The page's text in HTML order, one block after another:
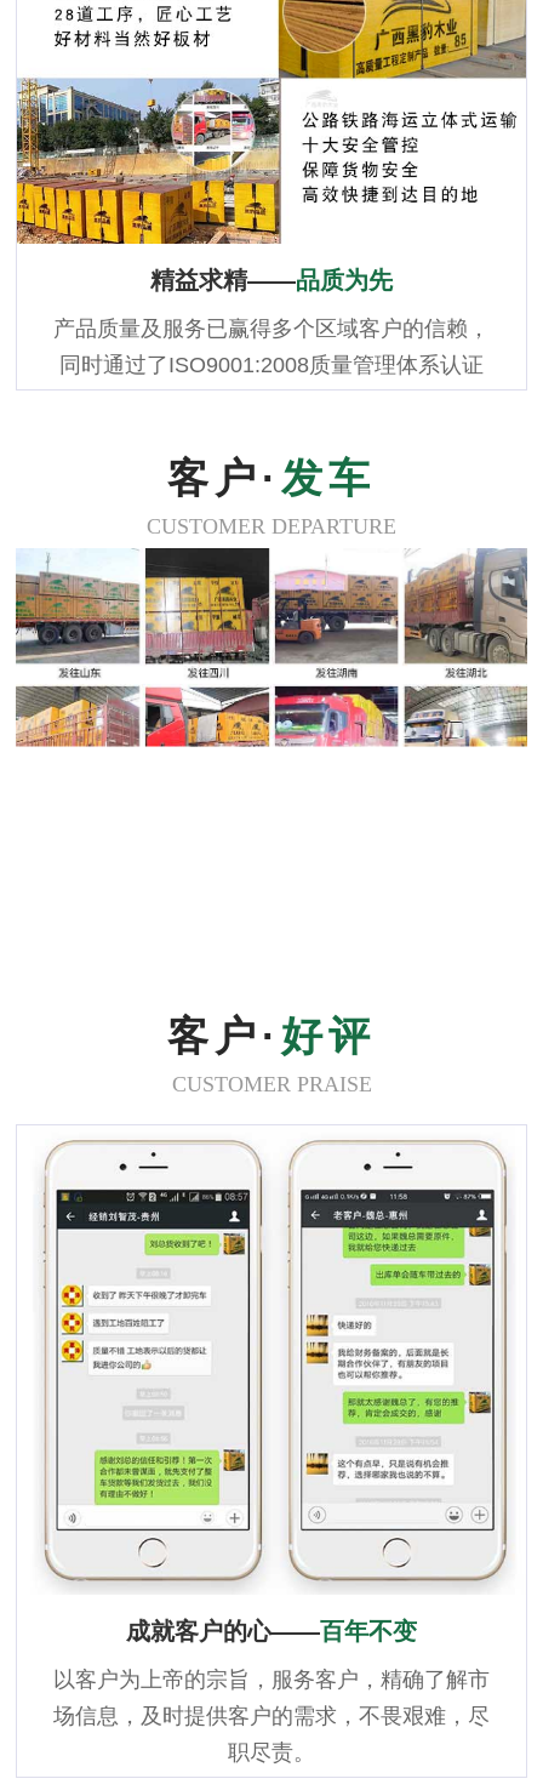
精益求精——品质为先
产品质量及服务已赢得多个区域客户的信赖，
同时通过了ISO9001:2008质量管理体系认证
客户· 发车
CUSTOMER DEPARTURE
客户· 好评
CUSTOMER PRAISE
成就客户的心——百年不变
以客户为上帝的宗旨，服务客户，精确了解市
场信息，及时提供客户的需求，不畏艰难，尽
职尽责。